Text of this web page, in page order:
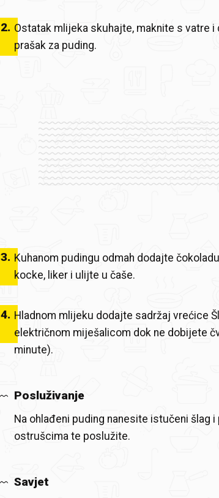
2. Ostatak mlijeka skuhajte, maknite s vatre
prašak za puding.
3. Kuhanom pudingu odmah dodajte
kocke, liker i ulijte u čaše.
4. Hladnom mlijeku dodajte sadržaj vrećice
električnom miješalicom dok ne dobijete
minute).
Posluživanje
Na ohlađeni puding nanesite istučeni šlag
ostrušcima te poslužite.
Savjet